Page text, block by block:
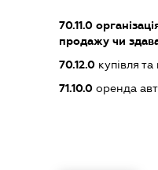
70.11.0
продажу чи
70.12.0 купівля
71.10.0 оренда